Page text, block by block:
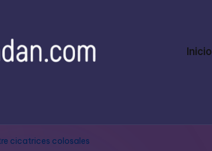
Inicio
cicatrices colosales